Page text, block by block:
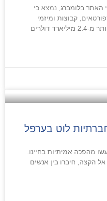
בלומברג, נמצא כי
קבוצות ומיזמי
לוט בערפל
אמיתיות בחיינו:
חיברו בין אנשים